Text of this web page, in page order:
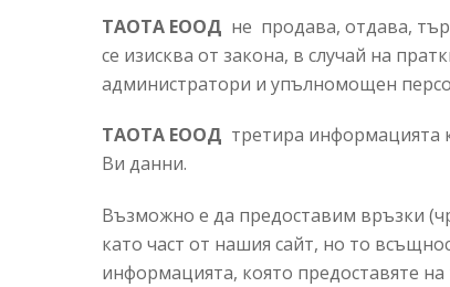
ТАОТА ЕООД не продава, отдава,
се изисква от закона, в случай на
администратори и упълномощен
ТАОТА ЕООД третира информацията
Ви данни.
Възможно е да предоставим връзки
като част от нашия сайт, но то
информацията, която предоставяте